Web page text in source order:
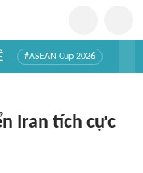
#ASEAN Cup 2026
Iran tích cực